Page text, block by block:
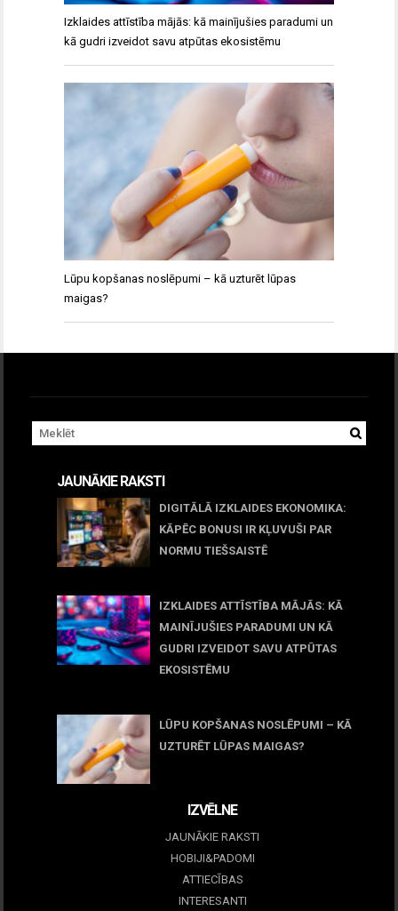
Izklaides attīstība mājās: kā mainījušies paradumi un
kā gudri izveidot savu atpūtas ekosistēmu
Lūpu kopšanas noslēpumi – kā uzturēt lūpas
maigas?
JAUNĀKIE RAKSTI
DIGITĀLĀ IZKLAIDES EKONOMIKA:
KĀPĒC BONUSI IR KĻUVUŠI PAR
NORMU TIEŠSAISTĒ
IZKLAIDES ATTĪSTĪBA MĀJĀS: KĀ
MAINĪJUŠIES PARADUMI UN KĀ
GUDRI IZVEIDOT SAVU ATPŪTAS
EKOSISTĒMU
LŪPU KOPŠANAS NOSLĒPUMI – KĀ
UZTURĒT LŪPAS MAIGAS?
IZVĒLNE
JAUNĀKIE RAKSTI
HOBIJI&PADOMI
ATTIECĪBAS
INTERESANTI